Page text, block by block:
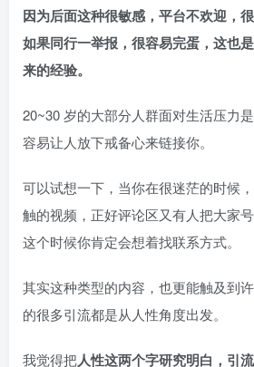
因为后面这种很敏感，平台不欢迎，
如果同行一举报，很容易完蛋，这也
来的经验。
20~30 岁的大部分人群面对生活压力
容易让人放下戒备心来链接你。
可以试想一下，当你在很迷茫的时候
触的视频，正好评论区又有人把大家
这个时候你肯定会想着找联系方式。
其实这种类型的内容，也更能触及到
的很多引流都是从人性角度出发。
我觉得把人性这两个字研究明白，引